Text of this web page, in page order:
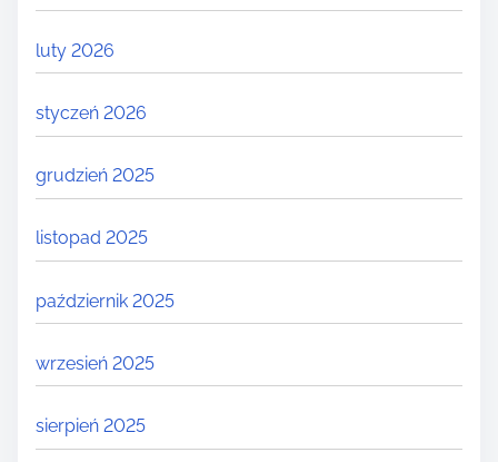
luty 2026
styczeń 2026
grudzień 2025
listopad 2025
październik 2025
wrzesień 2025
sierpień 2025